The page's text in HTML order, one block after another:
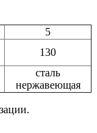
5
130
сталь
нержавеющая